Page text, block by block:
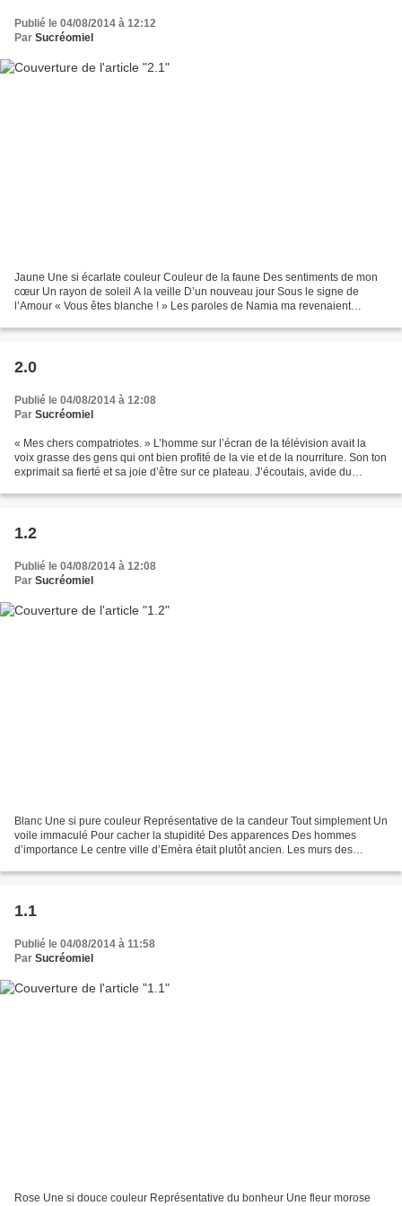
Publié le 04/08/2014 à 12:12
Par Sucréomiel
Jaune Une si écarlate couleur Couleur de la faune Des sentiments de mon
cœur Un rayon de soleil A la veille D’un nouveau jour Sous le signe de
l’Amour « Vous êtes blanche ! » Les paroles de Namia ma revenaient
2.0
Publié le 04/08/2014 à 12:08
Par Sucréomiel
« Mes chers compatriotes. » L’homme sur l’écran de la télévision avait la
voix grasse des gens qui ont bien profité de la vie et de la nourriture. Son ton
exprimait sa fierté et sa joie d’être sur ce plateau. J’écoutais, avide du
1.2
Publié le 04/08/2014 à 12:08
Par Sucréomiel
Blanc Une si pure couleur Représentative de la candeur Tout simplement Un
voile immaculé Pour cacher la stupidité Des apparences Des hommes
d’importance Le centre ville d’Emèra était plutôt ancien. Les murs des
1.1
Publié le 04/08/2014 à 11:58
Par Sucréomiel
Rose Une si douce couleur Représentative du bonheur Une fleur morose